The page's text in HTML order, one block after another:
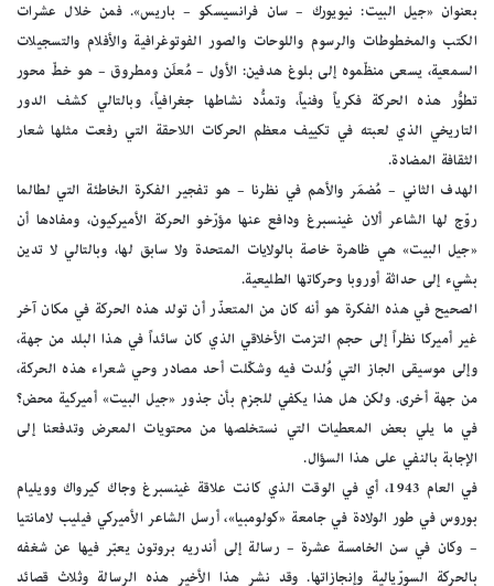
بعنوان «جيل البيت: نيويورك – سان فرانسيسكو – باريس». فمن خلال عشرات
الكتب والمخطوطات والرسوم واللوحات والصور الفوتوغرافية والأفلام والتسجيلات
السمعية، يسعى منظّموه إلى بلوغ هدفين: الأول – مُعلَن ومطروق – هو خطّ محور
تطوُّر هذه الحركة فكرياً وفنياً، وتمدُّد نشاطها جغرافياً، وبالتالي كشف الدور
التاريخي الذي لعبته في تكييف معظم الحركات اللاحقة التي رفعت مثلها شعار
الثقافة المضادة.
الهدف الثاني – مُضمَر والأهم في نظرنا – هو تفجير الفكرة الخاطئة التي لطالما
روّج لها الشاعر ألان غينسبرغ ودافع عنها مؤرّخو الحركة الأميركيون، ومفادها أن
«جيل البيت» هي ظاهرة خاصة بالولايات المتحدة ولا سابق لها، وبالتالي لا تدين
بشيء إلى حداثة أوروبا وحركاتها الطليعية.
الصحيح في هذه الفكرة هو أنه كان من المتعذّر أن تولد هذه الحركة في مكان آخر
غير أميركا نظراً إلى حجم التزمت الأخلاقي الذي كان سائداً في هذا البلد من جهة،
وإلى موسيقى الجاز التي وُلدت فيه وشكّلت أحد مصادر وحي شعراء هذه الحركة،
من جهة أخرى. ولكن هل هذا يكفي للجزم بأن جذور «جيل البيت» أميركية محض؟
في ما يلي بعض المعطيات التي نستخلصها من محتويات المعرض وتدفعنا إلى
الإجابة بالنفي على هذا السؤال.
في العام 1943، أي في الوقت الذي كانت علاقة غينسبرغ وجاك كيرواك وويليام
بوروس في طور الولادة في جامعة «كولومبيا»، أرسل الشاعر الأميركي فيليب لامانتيا
– وكان في سن الخامسة عشرة – رسالة إلى أندريه بروتون يعبّر فيها عن شغفه
بالحركة السورّيالية وإنجازاتها. وقد نشر هذا الأخير هذه الرسالة وثلاث قصائد